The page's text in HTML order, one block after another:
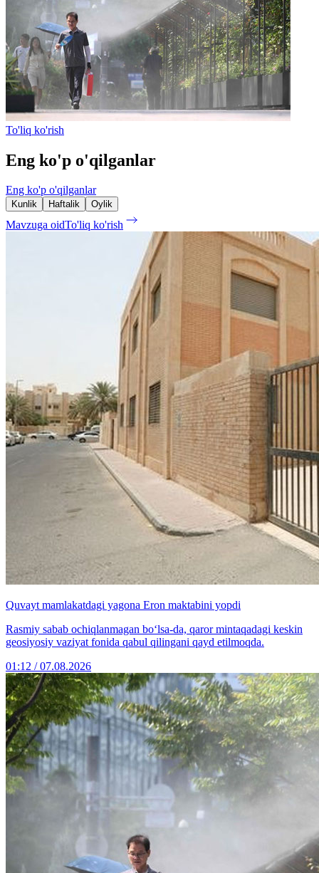
To'liq ko'rish
Eng ko'p o'qilganlar
Eng ko'p o'qilganlar
Kunlik Haftalik Oylik
Mavzuga oidTo'liq ko'rish
Quvayt mamlakatdagi yagona Eron maktabini yopdi
Rasmiy sabab ochiqlanmagan bo‘lsa-da, qaror mintaqadagi keskin
geosiyosiy vaziyat fonida qabul qilingani qayd etilmoqda.
01:12 / 07.08.2026